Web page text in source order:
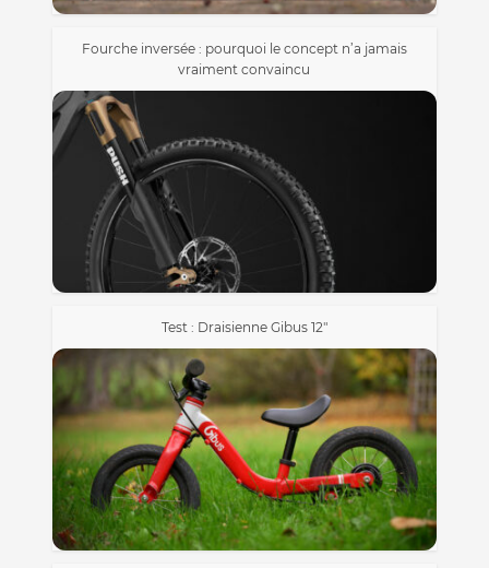
Fourche inversée : pourquoi le concept n’a jamais
vraiment convaincu
Test : Draisienne Gibus 12″